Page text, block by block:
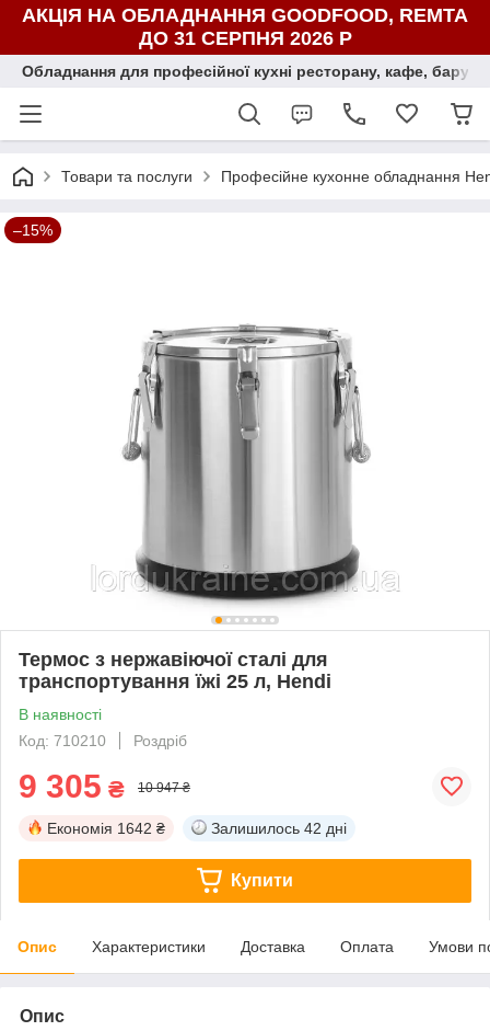
АКЦІЯ НА ОБЛАДНАННЯ GOODFOOD, REMTA
ДО 31 СЕРПНЯ 2026 Р
Обладнання для професійної кухні ресторану, кафе, бару,
Товари та послуги Професійне кухонне обладнання
–15%
Термос з нержавіючої сталі для
транспортування їжі 25 л, Hendi
В наявності
Код: 710210
Роздріб
9 305 ₴ 10 947 ₴
Економія 1642 ₴ Залишилось 42 дні
Купити
Опис Характеристики Доставка Оплата Умови
Опис